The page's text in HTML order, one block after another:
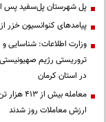
پل شهرستان پل‌سفید پس از ۲۵ سال به مرحله بهره‌برداری
پیامدهای کنوانسیون خزر
در استان کرمان
معامله
ارزش معاملات روز شدند